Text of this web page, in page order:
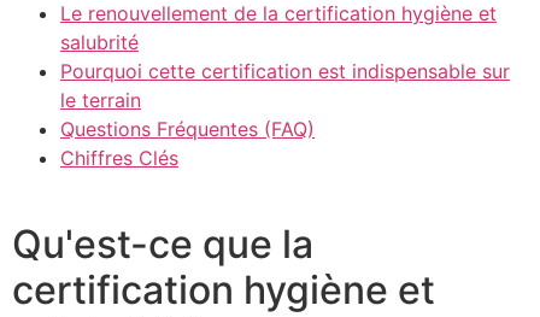
Le renouvellement de la certification hygiène et
salubrité
Pourquoi cette certification est indispensable sur
le terrain
Questions Fréquentes (FAQ)
Chiffres Clés
Qu'est-ce que la
certification hygiène et